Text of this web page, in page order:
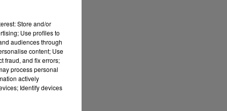
Store and/or
Use profiles to
audiences through
content; Use
fraud, and fix errors;
process personal
actively
Identify devices